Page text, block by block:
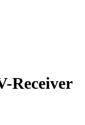
Receiver